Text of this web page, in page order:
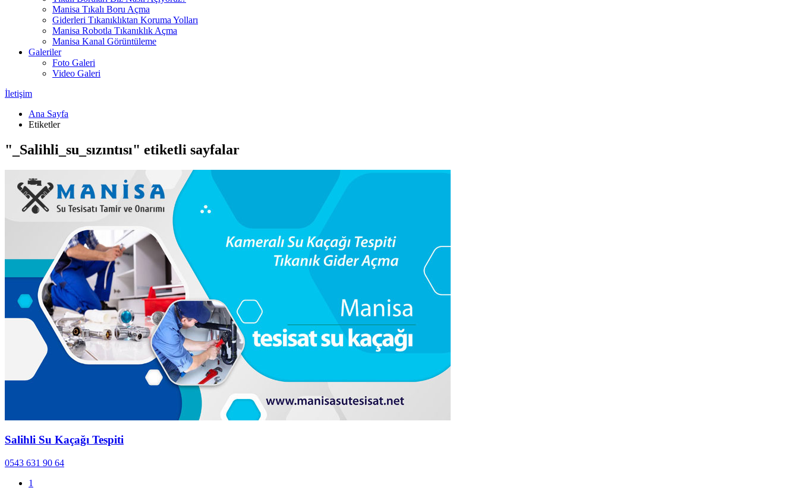
Manisa Tıkalı Boru Açma
Giderleri Tıkanıklıktan Koruma Yolları
Manisa Robotla Tıkanıklık Açma
Manisa Kanal Görüntüleme
Galeriler
Foto Galeri
Video Galeri
İletişim
Ana Sayfa
Etiketler
"_Salihli_su_sızıntısı" etiketli sayfalar
Salihli Su Kaçağı Tespiti
0543 631 90 64
1